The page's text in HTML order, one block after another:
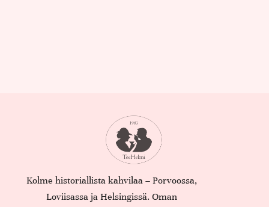
Kolme historiallista kahvilaa – Porvoossa,
Loviisassa ja Helsingissä. Oman